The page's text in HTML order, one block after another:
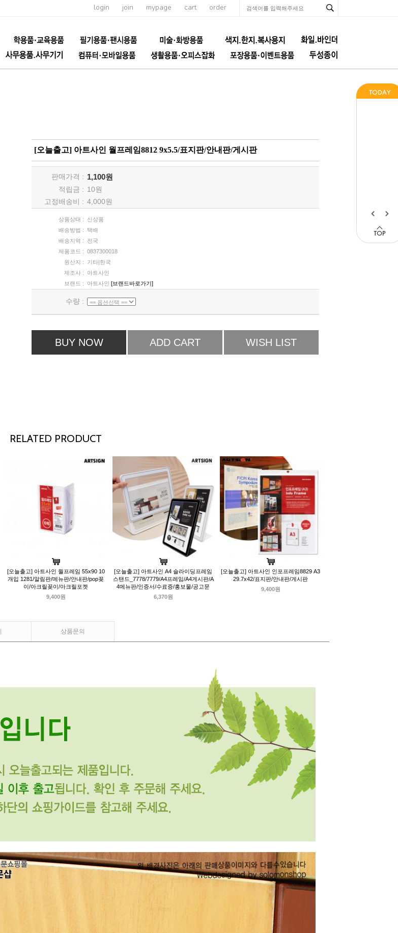
login join mypage cart order
[오늘출고] 아트사인 월프레임8812 9x5.5/표지판/안내판/게시판
판매가격 : 1,100원
적립금 : 10원
고정배송비 : 4,000원
상품상태 :
신상품
배송방법 :
택배
배송지역 :
전국
제품코드 : 0837300018
원산지 :
기타|한국
제조사 :
아트사인
브랜드 :
아트사인 [브랜드바로가기]
수량 :
BUY NOW ADD CART WISH LIST
RELATED PRODUCT
[오늘출고] 아트사인 월프레임 55x90 10
개입 1281/알림판/메뉴판/안내판/pop꽂
이/아크릴꽂이/아크릴포켓
9,400원
[오늘출고] 아트사인 A4 슬라이딩프레임
스탠드_7778/7779/A4프레임/A4게시판/A
4메뉴판/인증서/수료증/홍보물/공고문
6,370원
[오늘출고] 아트사인 인포프레임8829 A3
29.7x42/표지판/안내판/게시판
9,400원
상품문의